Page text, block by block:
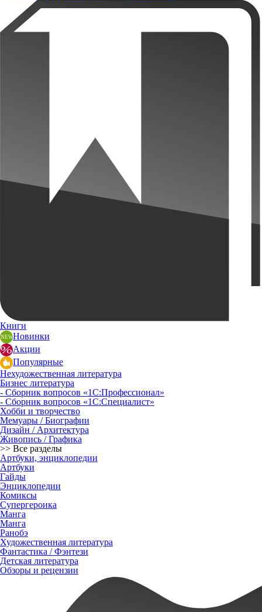
Книги
Новинки
Акции
Популярные
Нехудожественная литература
Бизнес литература
- Сборник вопросов «1С:Профессионал»
- Сборник вопросов «1С:Специалист»
Хобби и творчество
Мемуары / Биографии
Дизайн / Архитектура
Живопись / Графика
>> Все разделы
Артбуки, энциклопедии
Артбуки
Гайды
Энциклопедии
Комиксы
Супергероика
Манга
Манга
Ранобэ
Художественная литература
Фантастика / Фэнтези
Детская литература
Обзоры и рецензии